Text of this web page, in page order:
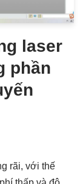
laser
phần
rãi, với thế